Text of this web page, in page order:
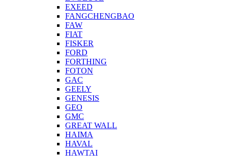
EXEED
FANGCHENGBAO
FAW
FIAT
FISKER
FORD
FORTHING
FOTON
GAC
GEELY
GENESIS
GEO
GMC
GREAT WALL
HAIMA
HAVAL
HAWTAI